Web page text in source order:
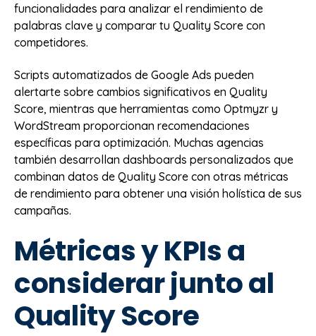
funcionalidades para analizar el rendimiento de
palabras clave y comparar tu Quality Score con
competidores.
Scripts automatizados de Google Ads pueden
alertarte sobre cambios significativos en Quality
Score, mientras que herramientas como Optmyzr y
WordStream proporcionan recomendaciones
específicas para optimización. Muchas agencias
también desarrollan dashboards personalizados que
combinan datos de Quality Score con otras métricas
de rendimiento para obtener una visión holística de sus
campañas.
Métricas y KPIs a
considerar junto al
Quality Score